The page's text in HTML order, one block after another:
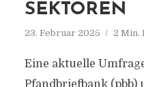
SEKTOREN
23. Februar 2025 2 Min.
Eine aktuelle
Pfandbriefbank (pbb)